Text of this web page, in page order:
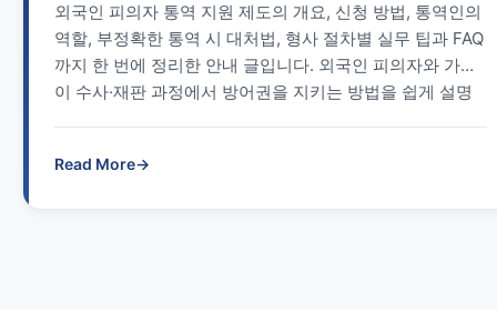
외국인 피의자 통역 지원 제도의 개요, 신청 방법, 통역인의
역할, 부정확한 통역 시 대처법, 형사 절차별 실무 팁과 FAQ
까지 한 번에 정리한 안내 글입니다. 외국인 피의자와 가족
이 수사·재판 과정에서 방어권을 지키는 방법을 쉽게 설명
Read More→